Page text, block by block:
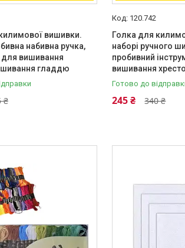
вишивки.
набивна ручка,
для вишивання
гладдю
₴
120.742
Голка для
наборі ручного
пробивний
вишивання
Готово до
340 ₴
245 ₴